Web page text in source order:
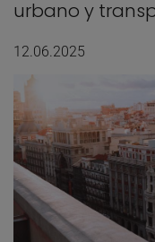
urbano y
12.06.2025